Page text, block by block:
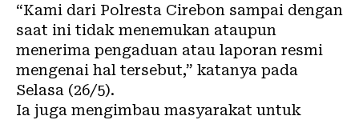
“Kami dari Polresta Cirebon sampai dengan
saat ini tidak menemukan ataupun
menerima pengaduan atau laporan resmi
mengenai hal tersebut,” katanya pada
Selasa (26/5).
Ia juga mengimbau masyarakat untuk